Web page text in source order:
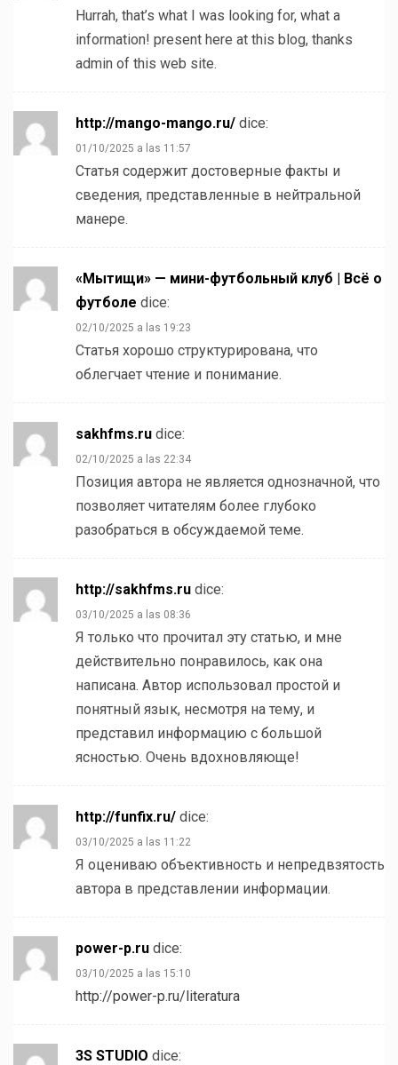
Hurrah, that’s what I was looking for, what a
information! present here at this blog, thanks
admin of this web site.
http://mango-mango.ru/ dice:
01/10/2025 a las 11:57
Статья содержит достоверные факты и
сведения, представленные в нейтральной
манере.
«Мытищи» — мини-футбольный клуб | Всё о
футболе dice:
02/10/2025 a las 19:23
Статья хорошо структурирована, что
облегчает чтение и понимание.
sakhfms.ru dice:
02/10/2025 a las 22:34
Позиция автора не является однозначной, что
позволяет читателям более глубоко
разобраться в обсуждаемой теме.
http://sakhfms.ru dice:
03/10/2025 a las 08:36
Я только что прочитал эту статью, и мне
действительно понравилось, как она
написана. Автор использовал простой и
понятный язык, несмотря на тему, и
представил информацию с большой
ясностью. Очень вдохновляюще!
http://funfix.ru/ dice:
03/10/2025 a las 11:22
Я оцениваю объективность и непредвзятость
автора в представлении информации.
power-p.ru dice:
03/10/2025 a las 15:10
http://power-p.ru/literatura
3S STUDIO dice: